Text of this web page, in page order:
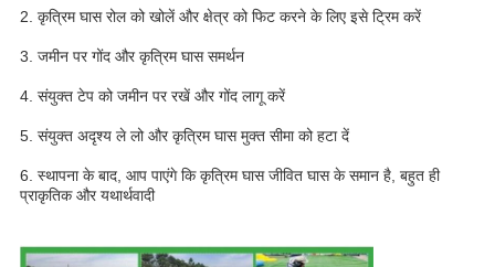
2. कृत्रिम घास रोल को खोलें और क्षेत्र को फिट करने के लिए इसे ट्रिम करें
3. जमीन पर गोंद और कृत्रिम घास समर्थन
4. संयुक्त टेप को जमीन पर रखें और गोंद लागू करें
5. संयुक्त अदृश्य ले लो और कृत्रिम घास मुक्त सीमा को हटा दें
6. स्थापना के बाद, आप पाएंगे कि कृत्रिम घास जीवित घास के समान है, बहुत ही
प्राकृतिक और यथार्थवादी